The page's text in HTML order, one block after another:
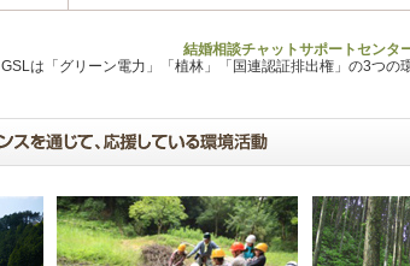
結婚相談チャットサポートセンタ
GSLは「グリーン電力」「植林」「国連認証排出権」の3つの